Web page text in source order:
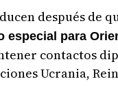
después de
especial para
contactos
Ucrania,